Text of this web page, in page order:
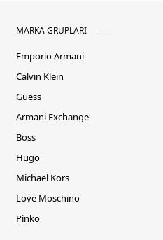
MARKA GRUPLARI
Emporio Armani
Calvin Klein
Guess
Armani Exchange
Boss
Hugo
Michael Kors
Love Moschino
Pinko